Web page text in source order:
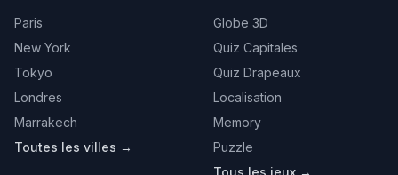
Paris
New York
Tokyo
Londres
Marrakech
Toutes les villes →
Globe 3D
Quiz Capitales
Quiz Drapeaux
Localisation
Memory
Puzzle